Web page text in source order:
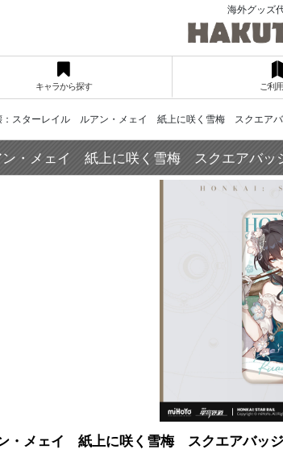
海外グッズ
キャラから探す ご利
：スターレイル ルアン・メェイ 紙上に咲く雪梅 スクエアバ
・メェイ 紙上に咲く雪梅 スクエアバッ
・メェイ 紙上に咲く雪梅 スクエアバッジ